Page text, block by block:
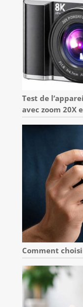
Test de
avec zoom 20X
Comment